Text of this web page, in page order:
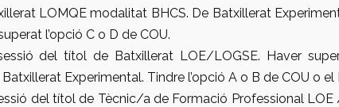
LOMQE modalitat BHCS. De Batxillerat
l’opció C o D de COU.
del títol de Batxillerat LOE/LOGSE. Haver
Experimental. Tindre l’opció A o B de COU o el
del títol de Tècnic/a de Formació Professional